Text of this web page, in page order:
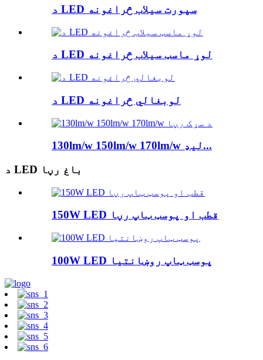
د LED سپورت سیلاب څراغونه
د LED لوړ ماسټ سیلاب څراغونه
د LED لوبغالي څراغونه
130lm/w 150lm/w 170lm/w لیډ...
د LED باغ رڼا
150W LED قطب او پوسټ ټاپ رڼا
100W LED پوسټ ټاپ روښانتیا